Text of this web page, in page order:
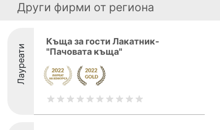
Други фирми от региона
Лауреати
Къща за гости Лакатник-
"Пачовата къща"